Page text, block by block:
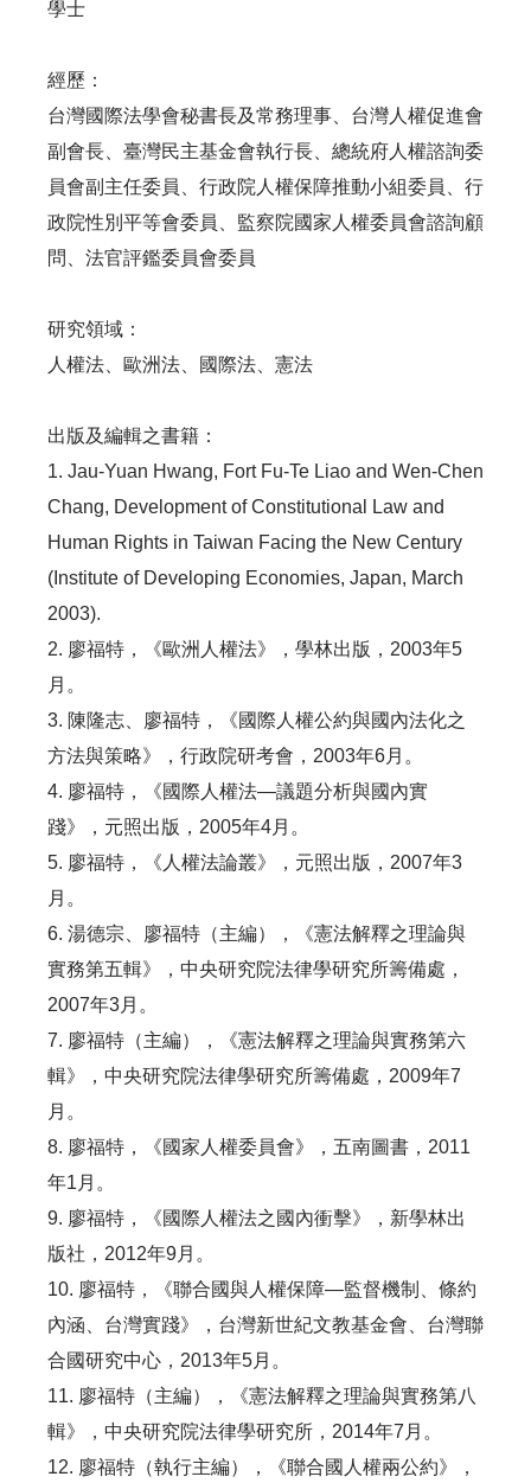
學士
經歷：
台灣國際法學會秘書長及常務理事、台灣人權促進會
副會長、臺灣民主基金會執行長、總統府人權諮詢委
員會副主任委員、行政院人權保障推動小組委員、行
政院性別平等會委員、監察院國家人權委員會諮詢顧
問、法官評鑑委員會委員
研究領域：
人權法、歐洲法、國際法、憲法
出版及編輯之書籍：
1. Jau-Yuan Hwang, Fort Fu-Te Liao and Wen-Chen
Chang, Development of Constitutional Law and
Human Rights in Taiwan Facing the New Century
(Institute of Developing Economies, Japan, March
2003).
2. 廖福特，《歐洲人權法》，學林出版，2003年5
月。
3. 陳隆志、廖福特，《國際人權公約與國內法化之
方法與策略》，行政院研考會，2003年6月。
4. 廖福特，《國際人權法—議題分析與國內實
踐》，元照出版，2005年4月。
5. 廖福特，《人權法論叢》，元照出版，2007年3
月。
6. 湯德宗、廖福特（主編），《憲法解釋之理論與
實務第五輯》，中央研究院法律學研究所籌備處，
2007年3月。
7. 廖福特（主編），《憲法解釋之理論與實務第六
輯》，中央研究院法律學研究所籌備處，2009年7
月。
8. 廖福特，《國家人權委員會》，五南圖書，2011
年1月。
9. 廖福特，《國際人權法之國內衝擊》，新學林出
版社，2012年9月。
10. 廖福特，《聯合國與人權保障—監督機制、條約
內涵、台灣實踐》，台灣新世紀文教基金會、台灣聯
合國研究中心，2013年5月。
11. 廖福特（主編），《憲法解釋之理論與實務第八
輯》，中央研究院法律學研究所，2014年7月。
12. 廖福特（執行主編），《聯合國人權兩公約》，